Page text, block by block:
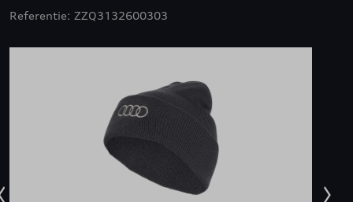
Referentie: ZZQ3132600303